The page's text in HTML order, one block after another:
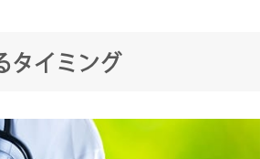
タイミング